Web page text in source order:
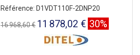
Référence: D1VDT110F-2DNP20
16 968,60 € 11 878,02 € 30%